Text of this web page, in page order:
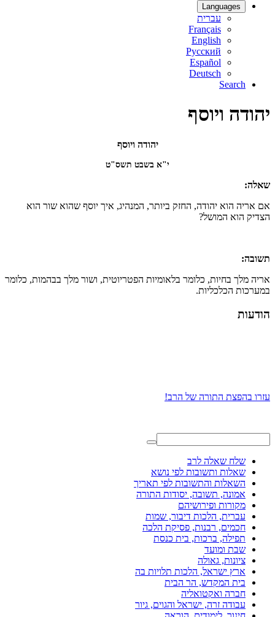
Languages
עברית
Français
English
Русский
Español
Deutsch
Search
יהודה ויוסף
יהודה ויוסף
י"א בשבט תשס"ט
שאלה:
אם אריה הוא יהודה, החזק ביותר, המנהיג, איך יוסף שהוא שור הוא
הצדיק הוא המושל?
תשובה:
אריה מלך בחיות, כלומר בלאומיות הפטריוטית, ושור מלך בבהמות, כלומר
במערכות הכלכליות.
הודעות
עזרו בהפצת התורה של הרב!
שלח שאלה לרב
שאלות ותשובות לפי נושא
השאלות והתשובות לפי תאריך
אמונה, תשובה, יסודות התורה
מקורות ופירושיהם
עברית, הלכות דיבור, שמות
חכמים, רבנות, פסיקת הלכה
תפילה, ברכות, בית כנסת
שבת ומועד
ציונות, גאולה
ארץ ישראל, הלכות תלויות בה
בית המקדש, הר הבית
חברה ואקטואליה
עבודה זרה, ישראל והגוים, גיור